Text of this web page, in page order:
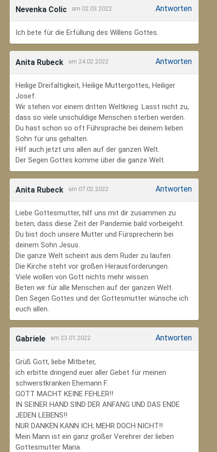
Nevenka Colic am 02.03.2022 Antworten
Ich bete für die Erfüllung des Willens Gottes.
Anita Rubeck am 24.02.2022 Antworten
Heilige Dreifaltigkeit, Heilige Muttergottes, Heiliger
Josef.
Wir stehen vor einem dritten Weltkrieg. Lasst nicht zu,
dass so viele unschuldige Menschen sterben werden.
Du hast schon so oft Führsprache bei deinem lieben
Sohn für uns gehalten.
Hilf auch jetzt uns allen auf der ganzen Welt.
Der Segen Gottes komme über die ganze Welt.
Anita Rubeck am 07.02.2022 Antworten
Liebe Gottesmutter, hilf uns mit dir zusammen zu
beten, dass diese Zeit der Pandemie bald vorbeigeht.
Du bist doch unsere Mutter und Fürsprecherin bei
deinem Sohn Jesus.
Die ganze Welt scheint aus dem Ruder zu laufen.
Die Kirche steht vor großen Herausforderungen.
Viele wollen von Gott nichts mehr wissen.
Beten wir für alle Menschen auf der ganzen Welt.
Den Segen Gottes und der Gottesmutter wünsche ich
euch allen.
Gabriele am 23.01.2022 Antworten
Grüß Gott, liebe Mitbeter,
ich erbitte dringend euer aller Gebet für meinen
schwerstkranken Ehemann F.
GOTT MACHT KEINE FEHLER!!
IN SEINER HAND SIND DER ANFANG UND DAS ENDE
JEDEN LEBENS!!
NUR DANKEN KANN ICH; MEHR DOCH NICHT!!
Mein Mann ist ein ganz großer Verehrer der lieben
Gottesmutter Maria.